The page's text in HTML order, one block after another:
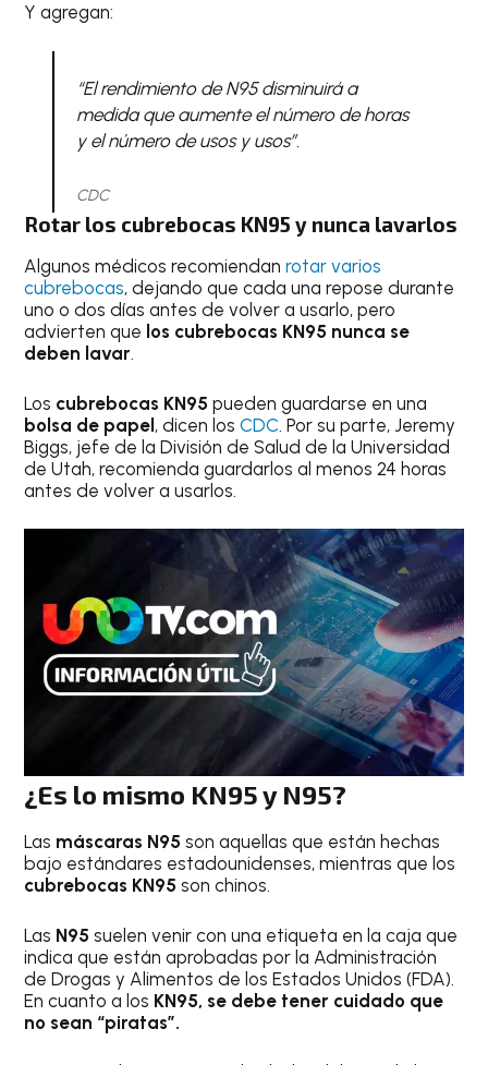
Y agregan:
“El rendimiento de N95 disminuirá a
medida que aumente el número de horas
y el número de usos y usos”.
CDC
Rotar los cubrebocas KN95 y nunca lavarlos
Algunos médicos recomiendanrotar varios
cubrebocas, dejando que cada una repose durante
uno o dos días antes de volver a usarlo, pero
advierten que los cubrebocas KN95 nunca se
deben lavar.
Los cubrebocas KN95pueden guardarse en una
bolsa de papel, dicen losCDC. Por su parte, Jeremy
Biggs, jefe de la División de Salud de la Universidad
de Utah, recomienda guardarlos al menos 24 horas
antes de volver a usarlos.
¿Es lo mismo KN95 y N95?
Las máscaras N95 son aquellas que están hechas
bajo estándares estadounidenses, mientras que los
cubrebocas KN95 son chinos.
Las N95suelen venir con una etiqueta en la caja que
indica que están aprobadas por la Administración
de Drogas y Alimentos de los Estados Unidos (FDA).
En cuanto a los KN95, se debe tener cuidado que
no sean “piratas”.